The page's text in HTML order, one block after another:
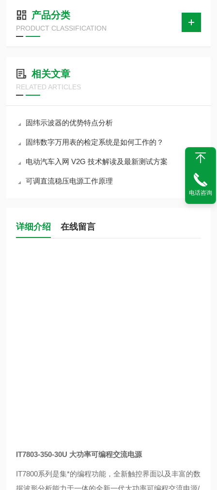
产品分类
PRODUCT CLASSIFICATION
相关文章
RELATED ARTICLES
固纬示波器的优势特点分析
固纬数字万用表的检定系统是如何工作的？
电动汽车入网 V2G 技术解读及最新测试方案
可调直流稳压电源工作原理
详细介绍 在线留言
IT7803-350-30U 大功率可编程交流电源
IT7800系列是集*的编程功能，全新触控界面以及丰富的数
据波形分析能力于一体的全新一代大功率可编程交流电源/
电话咨询